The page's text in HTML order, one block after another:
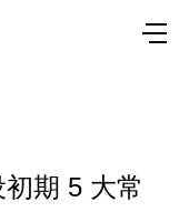
期 5 大常